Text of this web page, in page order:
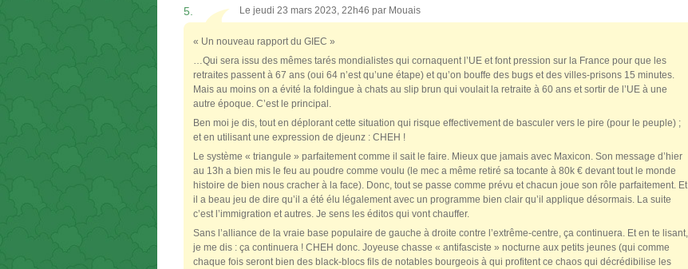
5. Le jeudi 23 mars 2023, 22h46 par Mouais
« Un nouveau rapport du GIEC »
…Qui sera issu des mêmes tarés mondialistes qui cornaquent l’UE et font pression sur la France pour que les
retraites passent à 67 ans (oui 64 n’est qu’une étape) et qu’on bouffe des bugs et des villes-prisons 15 minutes.
Mais au moins on a évité la foldingue à chats au slip brun qui voulait la retraite à 60 ans et sortir de l’UE à une
autre époque. C’est le principal.
Ben moi je dis, tout en déplorant cette situation qui risque effectivement de basculer vers le pire (pour le peuple) ;
et en utilisant une expression de djeunz : CHEH !
Le système « triangule » parfaitement comme il sait le faire. Mieux que jamais avec Maxicon. Son message d’hier
au 13h a bien mis le feu au poudre comme voulu (le mec a même retiré sa tocante à 80k € devant tout le monde
histoire de bien nous cracher à la face). Donc, tout se passe comme prévu et chacun joue son rôle parfaitement. Et
il a beau jeu de dire qu’il a été élu légalement avec un programme bien clair qu’il applique désormais. La suite
c’est l’immigration et autres. Je sens les éditos qui vont chauffer.
Sans l’alliance de la vraie base populaire de gauche à droite contre l’extrême-centre, ça continuera. Et en te lisant,
je me dis : ça continuera ! CHEH donc. Joyeuse chasse « antifasciste » nocturne aux petits jeunes (qui comme
chaque fois seront bien des black-blocs fils de notables bourgeois à qui profitent ce chaos qui décrédibilise les